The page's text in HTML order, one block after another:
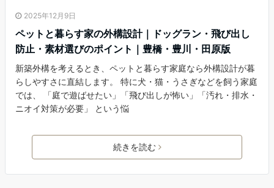
2025年12月9日
ペットと暮らす家の外構設計｜ドッグラン・飛び出し
防止・素材選びのポイント｜豊橋・豊川・田原版
新築外構を考えるとき、ペットと暮らす家庭なら外構設計が暮
らしやすさに直結します。 特に犬・猫・うさぎなどを飼う家庭
では、 「庭で遊ばせたい」「飛び出しが怖い」「汚れ・排水・
ニオイ対策が必要」 という悩
続きを読む